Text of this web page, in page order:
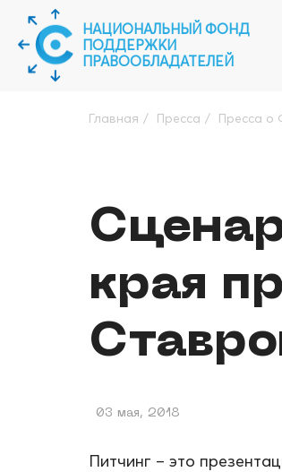
НАЦИОНАЛЬНЫЙ ФОНД
ПОДДЕРЖКИ
ПРАВООБЛАДАТЕЛЕЙ
Главная / Пресса / Пресса о
края
03 мая, 2018
Питчинг – это